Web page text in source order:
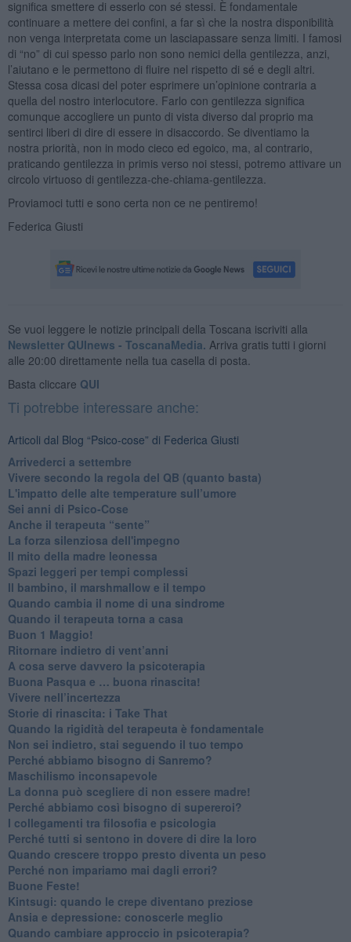
significa smettere di esserlo con sé stessi. È fondamentale
continuare a mettere dei confini, a far sì che la nostra disponibilità
non venga interpretata come un lasciapassare senza limiti. I famosi
di “no” di cui spesso parlo non sono nemici della gentilezza, anzi,
l’aiutano e le permettono di fluire nel rispetto di sé e degli altri.
Stessa cosa dicasi del poter esprimere un’opinione contraria a
quella del nostro interlocutore. Farlo con gentilezza significa
comunque accogliere un punto di vista diverso dal proprio ma
sentirci liberi di dire di essere in disaccordo. Se diventiamo la
nostra priorità, non in modo cieco ed egoico, ma, al contrario,
praticando gentilezza in primis verso noi stessi, potremo attivare un
circolo virtuoso di gentilezza-che-chiama-gentilezza.
Proviamoci tutti e sono certa non ce ne pentiremo!
Federica Giusti
Se vuoi leggere le notizie principali della Toscana iscriviti alla
Newsletter QUInews - ToscanaMedia. Arriva gratis tutti i giorni
alle 20:00 direttamente nella tua casella di posta.
Basta cliccare QUI
Ti potrebbe interessare anche:
Articoli dal Blog “Psico-cose” di Federica Giusti
​Arrivederci a settembre
​Vivere secondo la regola del QB (quanto basta)
​L'impatto delle alte temperature sull’umore
Sei anni di Psico-Cose
​Anche il terapeuta “sente”
​La forza silenziosa dell'impegno
​Il mito della madre leonessa
Spazi leggeri per tempi complessi
Il bambino, il marshmallow e il tempo
​Quando cambia il nome di una sindrome
​Quando il terapeuta torna a casa
​Buon 1 Maggio!
Ritornare indietro di vent’anni
​A cosa serve davvero la psicoterapia
​Buona Pasqua e … buona rinascita!
​Vivere nell’incertezza
​Storie di rinascita: i Take That
​Quando la rigidità del terapeuta è fondamentale
​Non sei indietro, stai seguendo il tuo tempo
​Perché abbiamo bisogno di Sanremo?
​Maschilismo inconsapevole
​La donna può scegliere di non essere madre!
​Perché abbiamo così bisogno di supereroi?
​I collegamenti tra filosofia e psicologia
​Perché tutti si sentono in dovere di dire la loro
​Quando crescere troppo presto diventa un peso
​Perché non impariamo mai dagli errori?
​Buone Feste!
​Kintsugi: quando le crepe diventano preziose
Ansia e depressione: conoscerle meglio
Quando cambiare approccio in psicoterapia?